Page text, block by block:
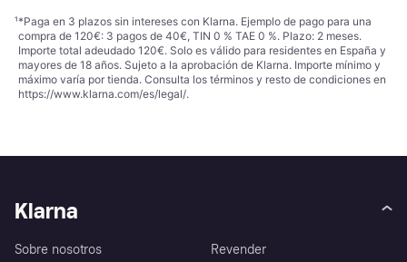
¹*Paga en 3 plazos sin intereses con Klarna. Ejemplo de pago para una
compra de 120€: 3 pagos de 40€, TIN 0 % TAE 0 %. Plazo: 2 meses.
Importe total adeudado 120€. Solo es válido para residentes en España y
mayores de 18 años. Sujeto a la aprobación de Klarna. Importe mínimo y
máximo varía por tienda. Consulta los términos y resto de condiciones en
https://www.klarna.com/es/legal/.
Klarna
Sobre nosotros
Revender